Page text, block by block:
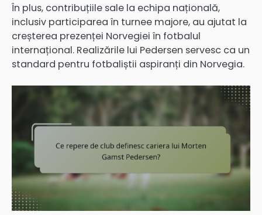
În plus, contribuțiile sale la echipa națională,
inclusiv participarea în turnee majore, au ajutat la
creșterea prezenței Norvegiei în fotbalul
internațional. Realizările lui Pedersen servesc ca un
standard pentru fotbaliștii aspiranți din Norvegia.